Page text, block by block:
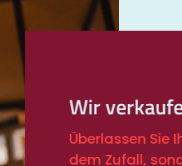
Wir
Überlassen Sie
dem Zufall,